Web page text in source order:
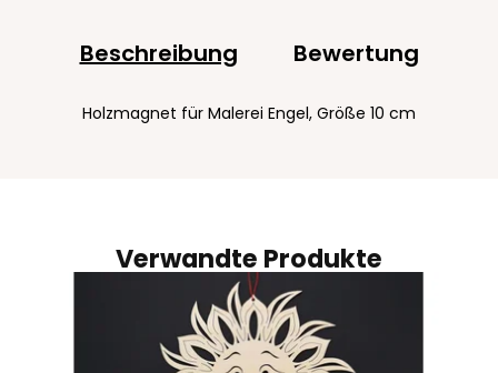
Verwandte Produkte
Beschreibung Bewertung
Holzmagnet für Malerei Engel, Größe 10 cm